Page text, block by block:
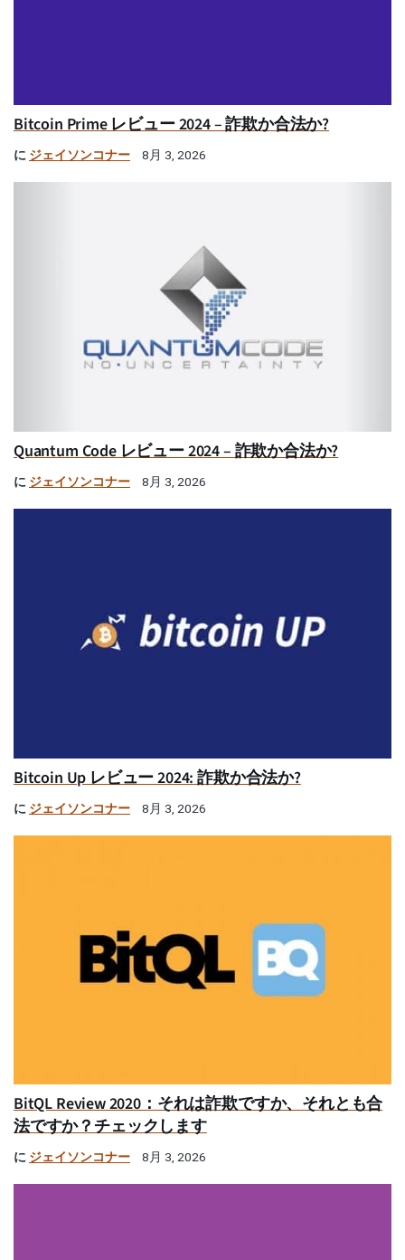
Bitcoin Prime レビュー 2024 – 詐欺か合法か?
に ジェイソンコナー 8月 3, 2026
Quantum Code レビュー 2024 – 詐欺か合法か?
に ジェイソンコナー 8月 3, 2026
Bitcoin Up レビュー 2024: 詐欺か合法か?
に ジェイソンコナー 8月 3, 2026
BitQL Review 2020：それは詐欺ですか、それとも合
法ですか？チェックします
に ジェイソンコナー 8月 3, 2026